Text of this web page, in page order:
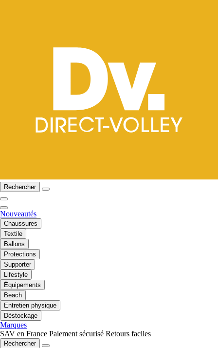
Rechercher
Nouveautés
Chaussures
Textile
Ballons
Protections
Supporter
Lifestyle
Équipements
Beach
Entretien physique
Déstockage
Marques
SAV en France Paiement sécurisé Retours faciles
Rechercher